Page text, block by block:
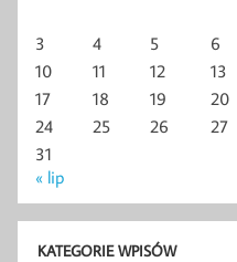
3
4 5 6
10
11 12 13
17
18 19 20
24
25 26 27
31
« lip
KATEGORIE WPISÓW